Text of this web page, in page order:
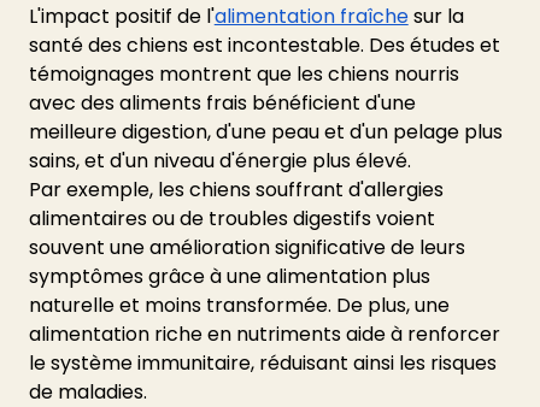
L'impact positif de l'alimentation fraîche sur la
santé des chiens est incontestable. Des études et
témoignages montrent que les chiens nourris
avec des aliments frais bénéficient d'une
meilleure digestion, d'une peau et d'un pelage plus
sains, et d'un niveau d'énergie plus élevé.
Par exemple, les chiens souffrant d'allergies
alimentaires ou de troubles digestifs voient
souvent une amélioration significative de leurs
symptômes grâce à une alimentation plus
naturelle et moins transformée. De plus, une
alimentation riche en nutriments aide à renforcer
le système immunitaire, réduisant ainsi les risques
de maladies.